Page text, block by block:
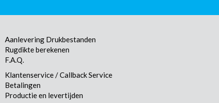
Aanlevering Drukbestanden
Rugdikte berekenen
F.A.Q.
Klantenservice / Callback Service
Betalingen
Productie en levertijden